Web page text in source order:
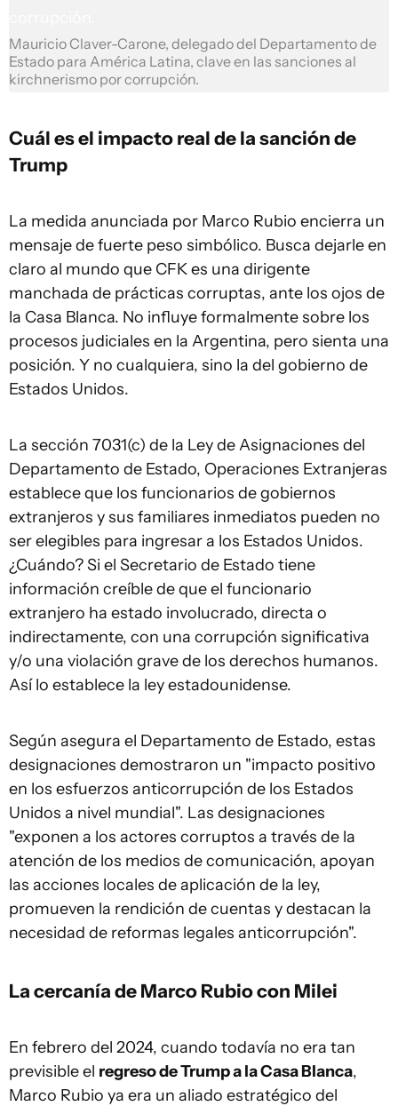
Mauricio Claver-Carone, delegado del Departamento de
Estado para América Latina, clave en las sanciones al
kirchnerismo por corrupción.
Cuál es el impacto real de la sanción de
Trump
La medida anunciada por Marco Rubio encierra un
mensaje de fuerte peso simbólico. Busca dejarle en
claro al mundo que CFK es una dirigente
manchada de prácticas corruptas, ante los ojos de
la Casa Blanca. No influye formalmente sobre los
procesos judiciales en la Argentina, pero sienta una
posición. Y no cualquiera, sino la del gobierno de
Estados Unidos.
La sección 7031(c) de la Ley de Asignaciones del
Departamento de Estado, Operaciones Extranjeras
establece que los funcionarios de gobiernos
extranjeros y sus familiares inmediatos pueden no
ser elegibles para ingresar a los Estados Unidos.
¿Cuándo? Si el Secretario de Estado tiene
información creíble de que el funcionario
extranjero ha estado involucrado, directa o
indirectamente, con una corrupción significativa
y/o una violación grave de los derechos humanos.
Así lo establece la ley estadounidense.
Según asegura el Departamento de Estado, estas
designaciones demostraron un "impacto positivo
en los esfuerzos anticorrupción de los Estados
Unidos a nivel mundial". Las designaciones
"exponen a los actores corruptos a través de la
atención de los medios de comunicación, apoyan
las acciones locales de aplicación de la ley,
promueven la rendición de cuentas y destacan la
necesidad de reformas legales anticorrupción".
La cercanía de Marco Rubio con Milei
En febrero del 2024, cuando todavía no era tan
previsible el regreso de Trump a la Casa Blanca,
Marco Rubio ya era un aliado estratégico del